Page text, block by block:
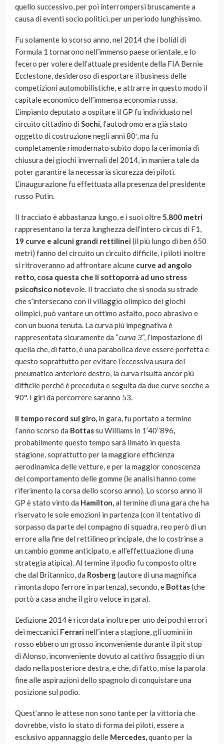
quello successivo, per poi interrompersi bruscamente a
causa di eventi socio politici, per un periodo lunghissimo.
Fu solamente lo scorso anno, nel 2014 che i bolidi di
Formula 1 tornarono nell’immenso paese orientale, e lo
fecero per volere dell’attuale presidente della FIA Bernie
Ecclestone, desideroso di esportare il business delle
competizioni automobilistiche, e attrarre in questo modo il
capitale economico dell’immensa economia russa.
L’impianto deputato a ospitare il GP fu individuato nel
circuito cittadino di Sochi, l’autodromo era già stato
oggetto di costruzione negli anni 80′, ma fu
completamente rimodernato subito dopo la cerimonia di
chiusura dei giochi invernali del 2014, in maniera tale da
poter garantire la necessaria sicurezza dei piloti.
L’inaugurazione fu effettuata alla presenza del presidente
russo Putin.
Il tracciato è abbastanza lungo, e i suoi oltre5.800 metri
rappresentano la terza lunghezza dell’intero circus di F1,
19 curve e alcuni grandi rettilinei(il più lungo di ben 650
metri) fanno del circuito un circuito difficile, i piloti inoltre
si ritroveranno ad affrontare alcune curve ad angolo
retto, cosa questa che li sottoporrà ad uno stress
psicofisico notevole. Il tracciato che si snoda su strade
che s’intersecano con il villaggio olimpico dei giochi
olimpici, può vantare un ottimo asfalto, poco abrasivo e
con un buona tenuta. La curva più impegnativa è
rappresentata sicuramente da “curva 3“, l’impostazione di
quella che, di fatto, è una parabolica deve essere perfetta e
questo soprattutto per evitare l’eccessiva usura del
pneumatico anteriore destro, la curva risulta ancor più
difficile perché è preceduta e seguita da due curve secche a
90°. I giri da percorrere saranno 53.
Il tempo record sul giro, in gara, fu portato a termine
l’anno scorso da Bottassu Williams in 1’40’’896,
probabilmente questo tempo sarà limato in questa
stagione, soprattutto per la maggiore efficienza
aerodinamica delle vetture, e per la maggior conoscenza
del comportamento delle gomme (le analisi hanno come
riferimento la corsa dello scorso anno). Lo scorso anno il
GP è stato vinto da Hamilton,al termine di una gara che ha
riservato le sole emozioni in partenza (con il tentativo di
sorpasso da parte del compagno di squadra, reo però di un
errore alla fine del rettilineo principale, che lo costrinse a
un cambio gomme anticipato, e all’effettuazione di una
strategia atipica). Al termine il podio fu composto oltre
che dal Britannico, da Rosberg(autore di una magnifica
rimonta dopo l’errore in partenza), secondo, e Bottas(che
portò a casa anche il giro veloce in gara).
L’edizione 2014 è ricordata inoltre per uno dei pochi errori
dei meccanici Ferrarinell’intera stagione, gli uomini in
rosso ebbero un grosso inconveniente durante il pit stop
di Alonso, inconveniente dovuto al cattivo fissaggio di un
dado nella posteriore destra, e che, di fatto, mise la parola
fine alle aspirazioni dello spagnolo di conquistare una
posizione sul podio.
Quest’anno le attese non sono tante per la vittoria che
dovrebbe, visto lo stato di forma dei piloti, essere a
esclusivo appannaggio delle Mercedes,quanto per la